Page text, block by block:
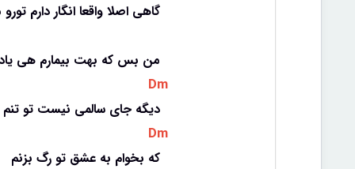
گاهی اصلا واقعا انگار دارم تورو
من بس که بهت بیمارم هی
Dm
دیگه جای سالمی نیست تو تنم
Dm
که بخوام به عشق تو رگ بزنم